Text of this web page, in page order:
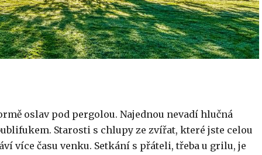
oslav pod pergolou. Najednou nevadí hlučná
Starosti s chlupy ze zvířat, které jste celou
více času venku. Setkání s přáteli, třeba u grilu, je